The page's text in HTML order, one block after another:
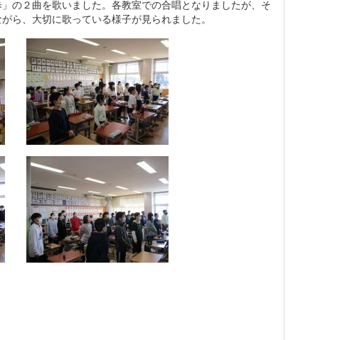
の２曲を歌いました。各教室での合唱となりましたが、そ
ら、大切に歌っている様子が見られました。